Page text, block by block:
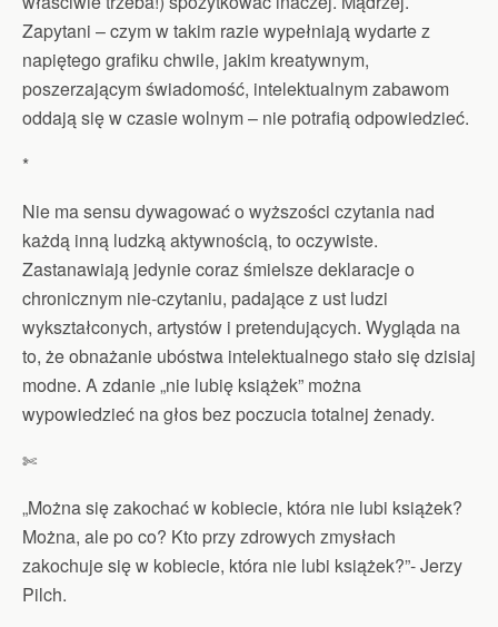
Zapytani – czym w takim razie wypełniają wydarte z
napiętego grafiku chwile, jakim kreatywnym,
poszerzającym świadomość, intelektualnym zabawom
oddają się w czasie wolnym – nie potrafią odpowiedzieć.
*
Nie ma sensu dywagować o wyższości czytania nad
każdą inną ludzką aktywnością, to oczywiste.
Zastanawiają jedynie coraz śmielsze deklaracje o
chronicznym nie-czytaniu, padające z ust ludzi
wykształconych, artystów i pretendujących. Wygląda na
to, że obnażanie ubóstwa intelektualnego stało się dzisiaj
modne. A zdanie „nie lubię książek” można
wypowiedzieć na głos bez poczucia totalnej żenady.
✄
„Można się zakochać w kobiecie, która nie lubi książek?
Można, ale po co? Kto przy zdrowych zmysłach
zakochuje się w kobiecie, która nie lubi książek?”- Jerzy
Pilch.